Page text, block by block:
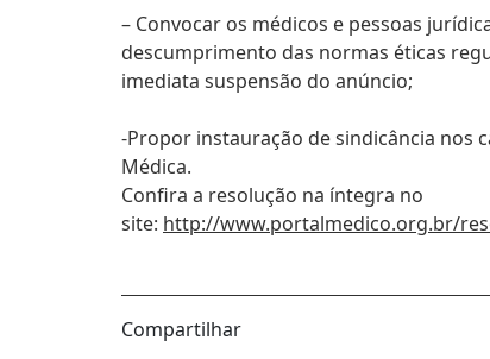
– Convocar os médicos e pessoas
descumprimento das normas éticas
imediata suspensão do anúncio;
-Propor instauração de sindicância nos
Médica.
Confira a resolução na íntegra no
site: http://www.portalmedico.org.br/
Compartilhar